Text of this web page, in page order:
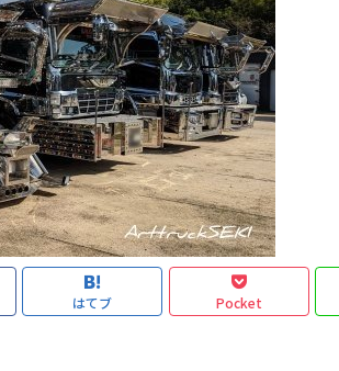
はてブ Pocket